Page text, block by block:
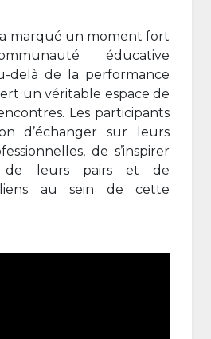
marqué un moment fort
éducative
delà de la performance
un véritable espace de
Les participants
d’échanger sur leurs
de s’inspirer
de leurs pairs et de
au sein de cette